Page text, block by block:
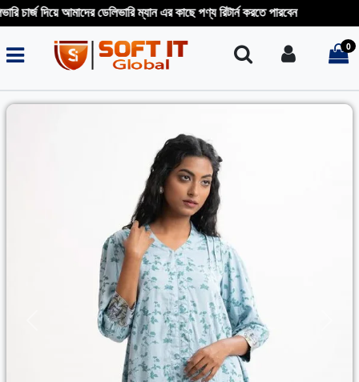
দিয়ে আমাদের ডেলিভারি ম্যান এর কাছে পণ্য রিটার্ন করতে পারবেন
SearchLogin 0